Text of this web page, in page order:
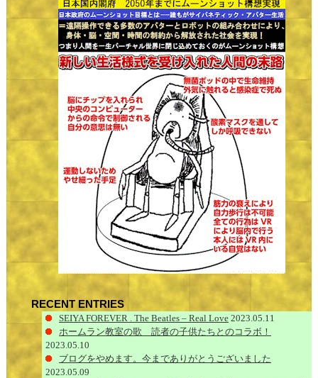
RECENT ENTRIES
SEIYA FOREVER . The Beatles – Real Love 2023.05.11
ホームラン教室の歌 読者の子供たちとのコラボ！
2023.05.10
ブログをやめます。今までありがとうございました
2023.05.09